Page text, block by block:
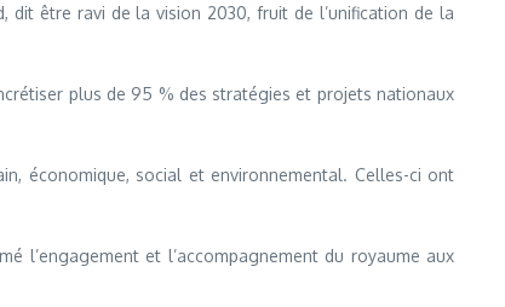
dit être ravi de la vision 2030, fruit de l’unification de la
plus de 95 % des stratégies et projets nationaux
économique, social et environnemental. Celles-ci ont
l’engagement et l’accompagnement du royaume aux